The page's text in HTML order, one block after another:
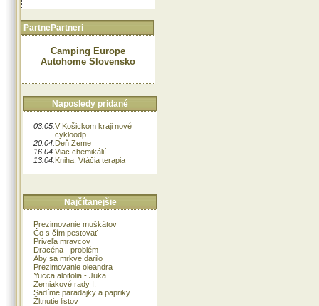
PartnePartneri
Camping Europe
Autohome Slovensko
Naposledy pridané
03.05. V Košickom kraji nové
cykloodp
20.04. Deň Zeme
16.04. Viac chemikálií ...
13.04. Kniha: Vtáčia terapia
Najčítanejšie
Prezimovanie muškátov
Čo s čím pestovať
Priveľa mravcov
Dracéna - problém
Aby sa mrkve darilo
Prezimovanie oleandra
Yucca aloifolia - Juka
Zemiakové rady I.
Sadíme paradajky a papriky
Žltnutie listov